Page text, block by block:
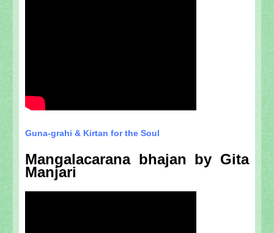
Guna-grahi & Kirtan for the Soul
Mangalacarana bhajan by Gita
Manjari